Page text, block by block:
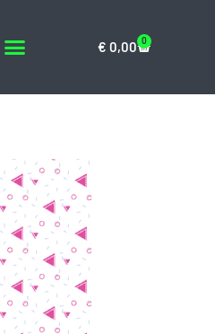
€ 0,00 0